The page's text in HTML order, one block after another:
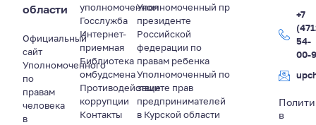
области
Официальный
сайт
Уполномоченного
по
правам
человека
в
уполномоченном
Госслужба
Интернет-
приемная
Библиотека
омбудсмена
Противодействие
коррупции
Контакты
Уполномоченный пр
президенте
Российской
федерации по
правам ребенка
Уполномоченный по
защите прав
предпринимателей
в Курской области
+7
54-
00-
в